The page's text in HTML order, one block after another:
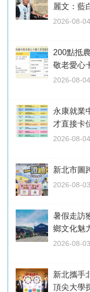
麗文：藍
2026-08-
200點抵
敬老愛心
2026-08-
永康就業
才直接卡
2026-08-
新北市圖
2026-08-
暑假走訪
鄉文化魅
2026-08-
新北攜手
頂尖大學